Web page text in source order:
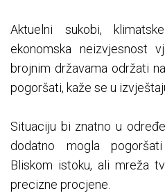
Aktuelni sukobi,
ekonomska neizvjesnost
brojnim državama održati
pogoršati, kaže se u
Situaciju bi znatno u
dodatno mogla
Bliskom istoku, ali mreža
precizne procjene.